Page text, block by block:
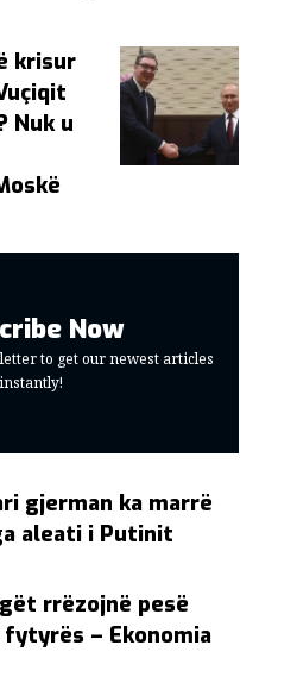
krisur
Nuk u
Now
to get our newest articles
instantly!
gjerman ka marrë
aleati i Putinit
rrëzojnë pesë
– Ekonomia